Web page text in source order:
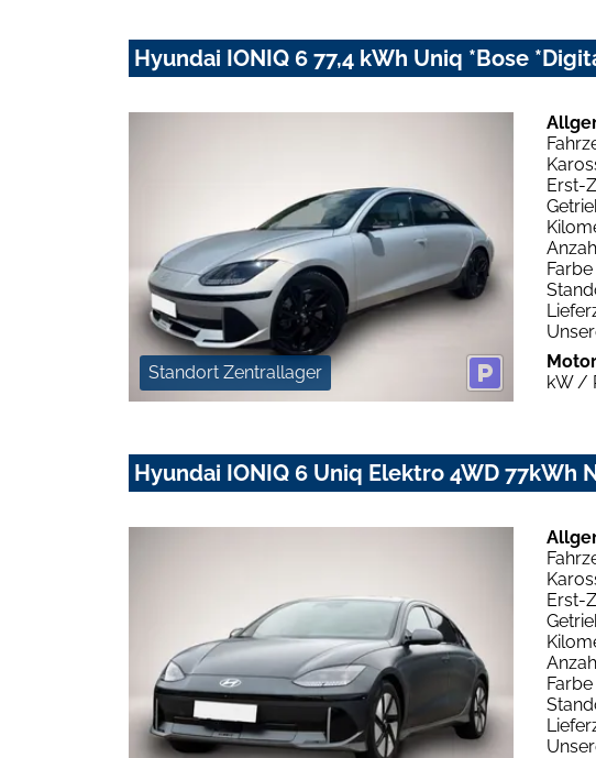
Hyundai IONIQ 6 77,4 kWh Uniq *Bose
Standort Zentrallager
Erst-
Farbe
kW /
Hyundai IONIQ 6 Uniq Elektro 4WD 77kWh
Erst-
Farbe